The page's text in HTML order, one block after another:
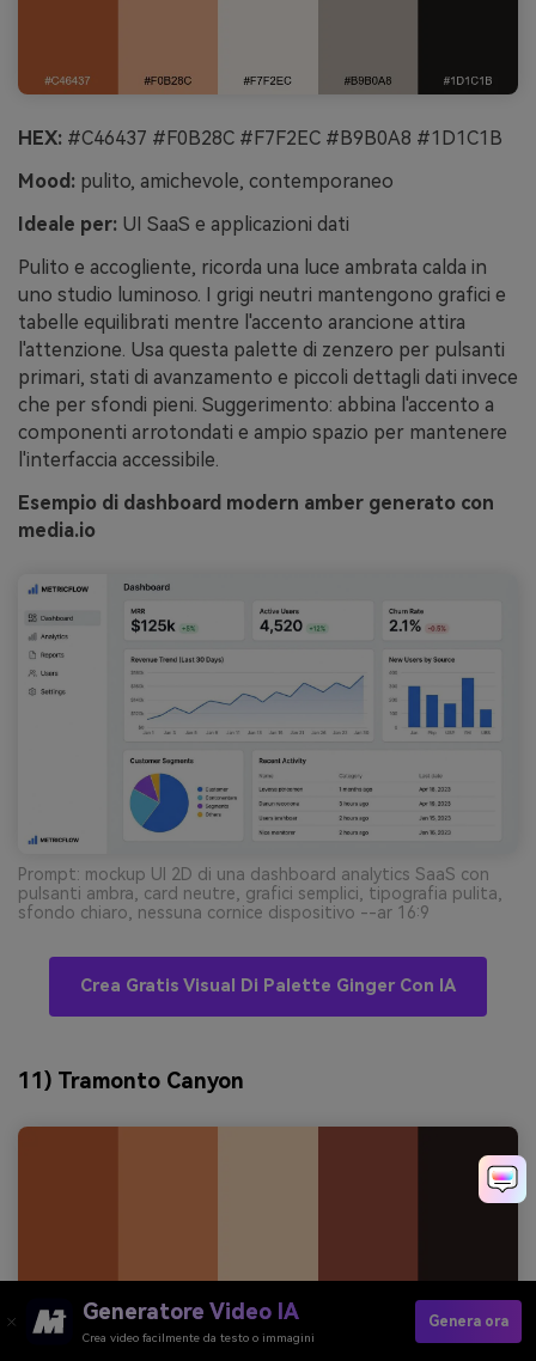
HEX: #C46437 #F0B28C #F7F2EC #B9B0A8 #1D1C1B
Mood: pulito, amichevole, contemporaneo
Ideale per: UI SaaS e applicazioni dati
Pulito e accogliente, ricorda una luce ambrata calda in
uno studio luminoso. I grigi neutri mantengono grafici e
tabelle equilibrati mentre l'accento arancione attira
l'attenzione. Usa questa palette di zenzero per pulsanti
primari, stati di avanzamento e piccoli dettagli dati invece
che per sfondi pieni. Suggerimento: abbina l'accento a
componenti arrotondati e ampio spazio per mantenere
l'interfaccia accessibile.
Esempio di dashboard modern amber generato con
media.io
Prompt: mockup UI 2D di una dashboard analytics SaaS con
pulsanti ambra, card neutre, grafici semplici, tipografia pulita,
sfondo chiaro, nessuna cornice dispositivo --ar 16:9
Crea Gratis Visual Di Palette Ginger Con IA
11) Tramonto Canyon
Generatore Video IA
Crea video facilmente da testo o immagini
Genera ora